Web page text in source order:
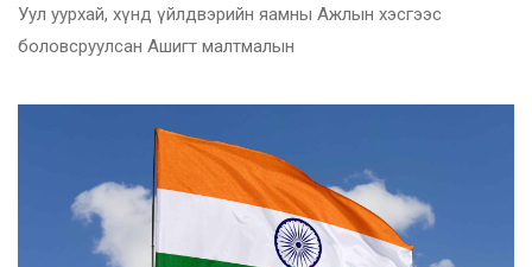
Уул уурхай, хүнд үйлдвэрийн яамны Ажлын хэсгээс
боловсруулсан Ашигт малтмалын